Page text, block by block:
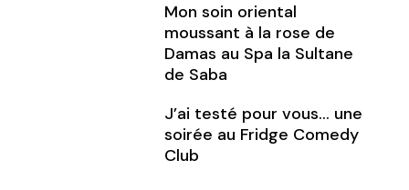
Mon soin oriental
moussant à la rose de
Damas au Spa la Sultane
de Saba
J’ai testé pour vous… une
soirée au Fridge Comedy
Club